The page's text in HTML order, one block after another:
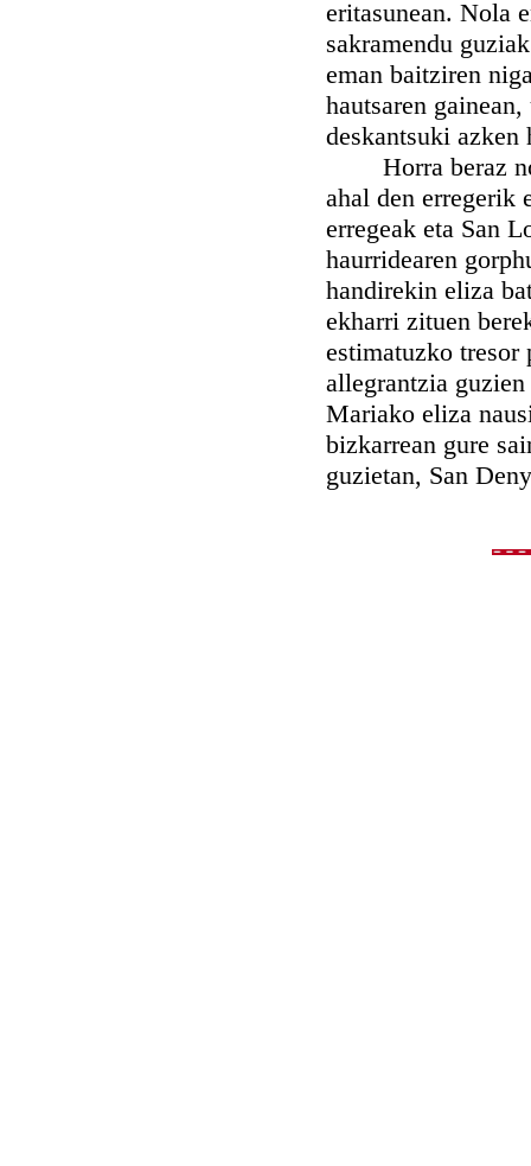
eritasunean. Nola
sakramendu
eman baitziren
hautsaren
deskantsuki azken
Horra beraz
ahal den erregerik
erregeak eta San
haurridearen
handirekin eliza
ekharri zituen
estimatuzko tresor
allegrantzia
Mariako eliza
bizkarrean gure
guzietan, San